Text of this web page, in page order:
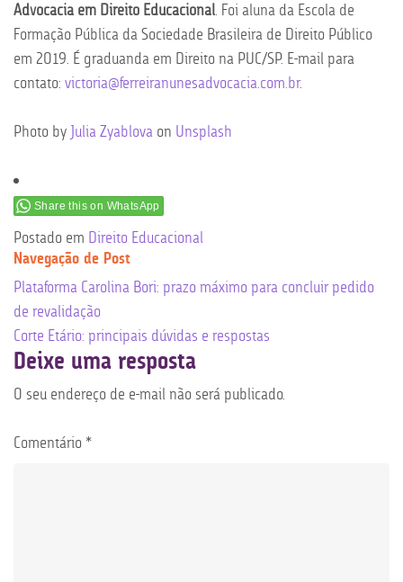
Advocacia em Direito Educacional. Foi aluna da Escola de
Formação Pública da Sociedade Brasileira de Direito Público
em 2019. É graduanda em Direito na PUC/SP. E-mail para
contato: victoria@ferreiranunesadvocacia.com.br.
Photo by Julia Zyablova on Unsplash
Share this on WhatsApp
Postado em Direito Educacional
Navegação de Post
Plataforma Carolina Bori: prazo máximo para concluir pedido
de revalidação
Corte Etário: principais dúvidas e respostas
Deixe uma resposta
O seu endereço de e-mail não será publicado.
Comentário *